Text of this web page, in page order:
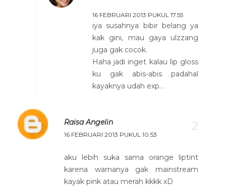
16 FEBRUARI 2013 PUKUL 17.55
iya susahnya bibir belang ya
kak gini, mau gaya ulzzang
juga gak cocok.
Haha jadi inget kalau lip gloss
ku gak abis-abis padahal
kayaknya udah exp. .
Raisa Angelin
16 FEBRUARI 2013 PUKUL 10.53
aku lebih suka sama orange liptint
karena warnanya gak mainstream
kayak pink atau merah kkkk xD